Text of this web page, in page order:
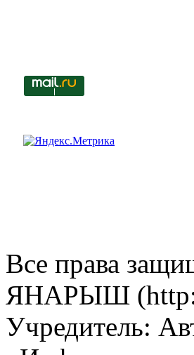
Все права
ЯНАРЫШ
Учредитель: